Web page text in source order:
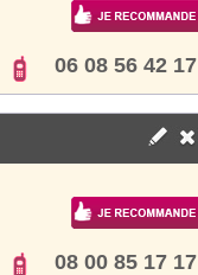
06 08 56 42 17
08 00 85 17 17